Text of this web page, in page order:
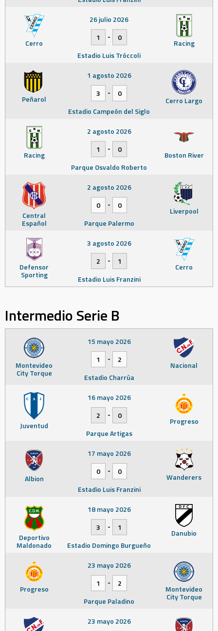
Cerro Racing
26 julio 2026
1
-
0
Estadio Luis Tróccoli
Peñarol Cerro Largo
1 agosto 2026
3
-
0
Estadio Campeón del Siglo
Racing Boston River
2 agosto 2026
1
-
0
Parque Osvaldo Roberto
Central
Español
Liverpool
2 agosto 2026
0
-
0
Parque Palermo
Defensor
Sporting
Cerro
3 agosto 2026
2
-
1
Estadio Luis Franzini
Intermedio Serie B
Montevideo
City Torque
Nacional
15 mayo 2026
1
-
2
Estadio Charrúa
Juventud Progreso
16 mayo 2026
2
-
0
Parque Artigas
Albion Wanderers
17 mayo 2026
0
-
0
Estadio Luis Franzini
Deportivo
Maldonado
Danubio
18 mayo 2026
3
-
1
Estadio Domingo Burgueño
Progreso Montevideo
City Torque
23 mayo 2026
1
-
2
Parque Paladino
23 mayo 2026